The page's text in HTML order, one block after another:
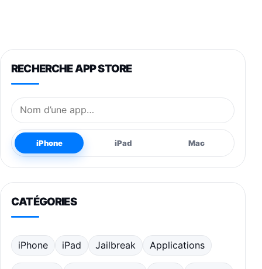
RECHERCHE APP STORE
Nom de l’application
iPhone iPad Mac
CATÉGORIES
iPhone iPad Jailbreak Applications